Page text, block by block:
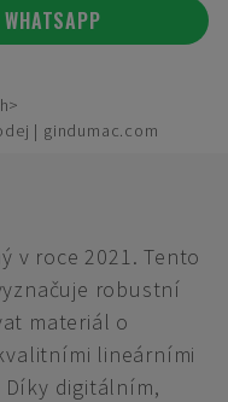
| gindumac.com
v roce 2021. Tento
robustní
materiál o
lineárními
digitálním,